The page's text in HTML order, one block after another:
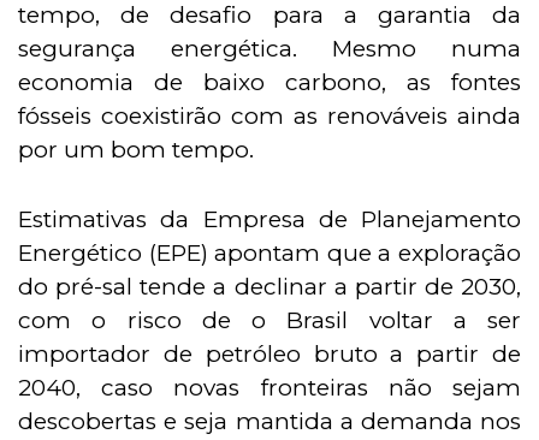
tempo, de desafio para a garantia da
segurança energética. Mesmo numa
economia de baixo carbono, as fontes
fósseis coexistirão com as renováveis ainda
por um bom tempo.
Estimativas da Empresa de Planejamento
Energético (EPE) apontam que a exploração
do pré-sal tende a declinar a partir de 2030,
com o risco de o Brasil voltar a ser
importador de petróleo bruto a partir de
2040, caso novas fronteiras não sejam
descobertas e seja mantida a demanda nos